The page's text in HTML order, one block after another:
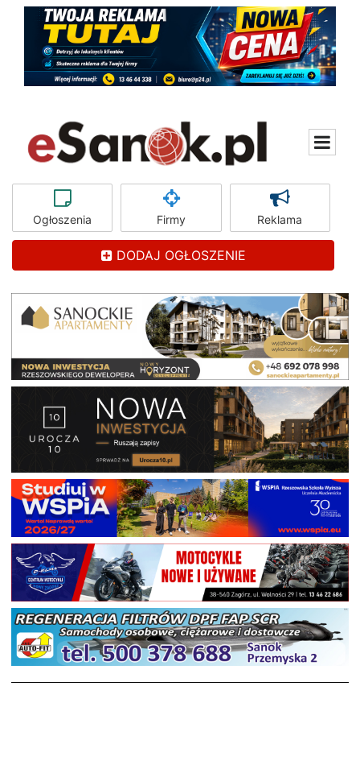
Ogłoszenia Firmy Reklama
DODAJ OGŁOSZENIE